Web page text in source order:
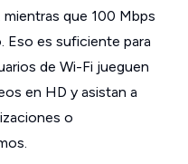
que 100 Mbps
Eso es suficiente para
de Wi-Fi jueguen
en HD y asistan a
o